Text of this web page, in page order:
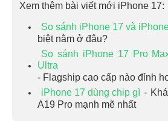
Xem thêm bài viết mới iPhone 17:
So sánh iPhone 17 và
biệt nằm ở đâu?
So sánh iPhone 17 Pro
Ultra
- Flagship cao cấp nào đỉnh
iPhone 17 dùng chip gì -
A19 Pro mạnh mẽ nhất